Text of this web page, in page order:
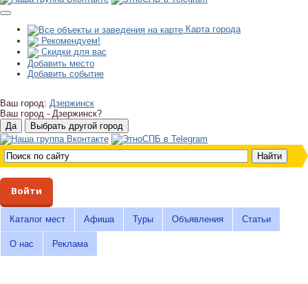
Карта города
Рекомендуем!
Скидки для вас
Добавить место
Добавить событие
Ваш город: Дзержинск
Ваш город - Дзержинск?
Войти
Каталог мест Афиша Туры Объявления Статьи
О нас Реклама